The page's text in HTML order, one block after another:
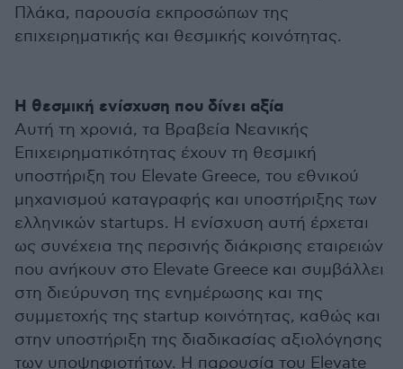
Πλάκα, παρουσία εκπροσώπων της
επιχειρηματικής και θεσμικής κοινότητας.
Η θεσμική ενίσχυση που δίνει αξία
Αυτή τη χρονιά, τα Βραβεία Νεανικής
Επιχειρηματικότητας έχουν τη θεσμική
υποστήριξη του Elevate Greece, του εθνικού
μηχανισμού καταγραφής και υποστήριξης των
ελληνικών startups. Η ενίσχυση αυτή έρχεται
ως συνέχεια της περσινής διάκρισης εταιρειών
που ανήκουν στο Elevate Greece και συμβάλλει
στη διεύρυνση της ενημέρωσης και της
συμμετοχής της startup κοινότητας, καθώς και
στην υποστήριξη της διαδικασίας αξιολόγησης
των υποψηφιοτήτων. Η παρουσία του Elevate